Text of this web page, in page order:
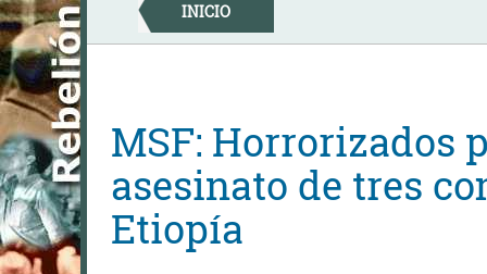
Skip
to
content
INICIO
MSF: Horrorizados
asesinato de tres
Etiopía